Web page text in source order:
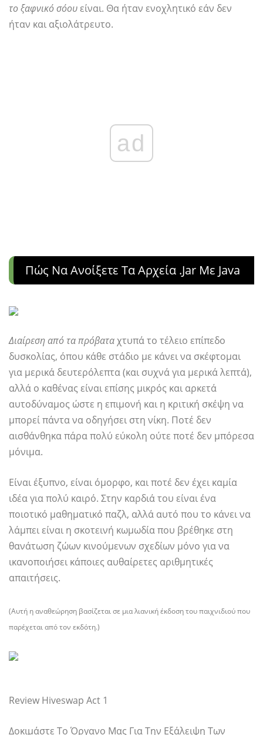
το ξαφνικό σόουείναι. Θα ήταν ενοχλητικό εάν δεν
ήταν και αξιολάτρευτο.
ad
Πώς Να Ανοίξετε Τα Αρχεία .jar Με Java
Διαίρεση από τα πρόβαταχτυπά το τέλειο επίπεδο
δυσκολίας, όπου κάθε στάδιο με κάνει να σκέφτομαι
για μερικά δευτερόλεπτα (και συχνά για μερικά λεπτά),
αλλά ο καθένας είναι επίσης μικρός και αρκετά
αυτοδύναμος ώστε η επιμονή και η κριτική σκέψη να
μπορεί πάντα να οδηγήσει στη νίκη. Ποτέ δεν
αισθάνθηκα πάρα πολύ εύκολη ούτε ποτέ δεν μπόρεσα
μόνιμα.
Είναι έξυπνο, είναι όμορφο, και ποτέ δεν έχει καμία
ιδέα για πολύ καιρό. Στην καρδιά του είναι ένα
ποιοτικό μαθηματικό παζλ, αλλά αυτό που το κάνει να
λάμπει είναι η σκοτεινή κωμωδία που βρέθηκε στη
θανάτωση ζώων κινούμενων σχεδίων μόνο για να
ικανοποιήσει κάποιες αυθαίρετες αριθμητικές
απαιτήσεις.
(Αυτή η αναθεώρηση βασίζεται σε μια λιανική έκδοση του παιχνιδιού που
παρέχεται από τον εκδότη.)
Review Hiveswap Act 1
Δοκιμάστε Το Όργανο Μας Για Την Εξάλειψη Των